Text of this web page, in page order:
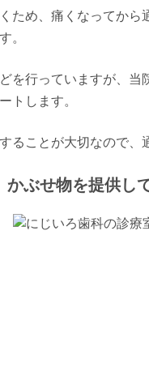
ため、痛くなってか
。
を行っていますが、
トします。
ることが大切なので、
かぶせ物を提供し